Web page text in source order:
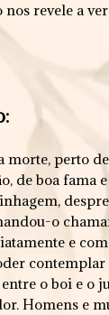
revele a
morte, perto
de boa fama
o
e
o boi e o
Homens e